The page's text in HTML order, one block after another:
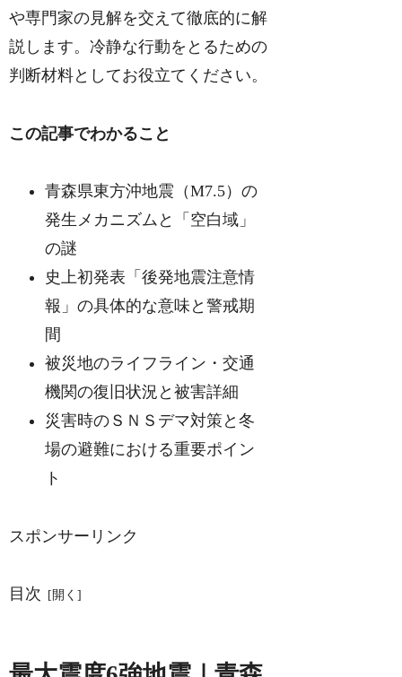
や専門家の見解を交えて徹底的に解
説します。冷静な行動をとるための
判断材料としてお役立てください。
この記事でわかること
青森県東方沖地震（M7.5）の
発生メカニズムと「空白域」
の謎
史上初発表「後発地震注意情
報」の具体的な意味と警戒期
間
被災地のライフライン・交通
機関の復旧状況と被害詳細
災害時のＳＮＳデマ対策と冬
場の避難における重要ポイン
ト
スポンサーリンク
目次